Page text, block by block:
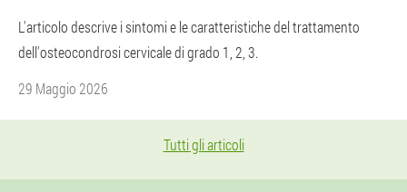
L'articolo descrive i sintomi e le caratteristiche del trattamento
dell'osteocondrosi cervicale di grado 1, 2, 3.
29 Maggio 2026
Tutti gli articoli